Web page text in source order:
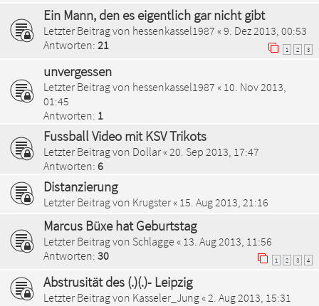
Ein Mann, den es eigentlich gar nicht gibt
Letzter Beitrag von hessenkassel1987 «9. Dez 2013, 00:53
Antworten: 21 1 2 3
un­ver­ges­sen
Letzter Beitrag von hessenkassel1987 « 10. Nov 2013,
01:45
Antworten: 1
Fussball Video mit KSV Trikots
Letzter Beitrag von Dollar«20. Sep 2013, 17:47
Antworten: 6
Distanzierung
Letzter Beitrag von Krugster« 15. Aug 2013, 21:16
Marcus Büxe hat Geburtstag
Letzter Beitrag von Schlagge « 13. Aug 2013, 11:56
Antworten: 30 1 2 3 4
Abstrusität des (.)(.)- Leipzig
Letzter Beitrag von Kasseler_Jung«2. Aug 2013, 15:31